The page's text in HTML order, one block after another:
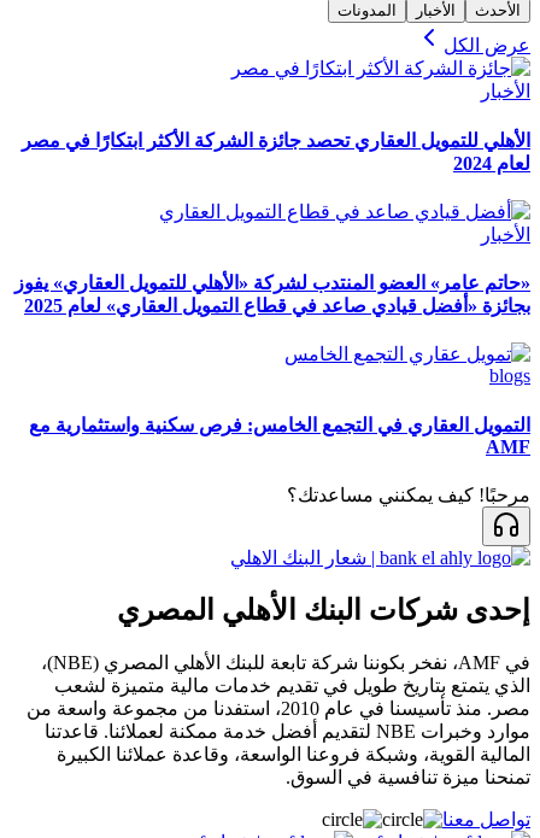
الأحدث الأخبار المدونات
عرض الكل
الأخبار
الأهلي للتمويل العقاري تحصد جائزة الشركة الأكثر ابتكارًا في مصر
لعام 2024
الأخبار
«حاتم عامر» العضو المنتدب لشركة «الأهلي للتمويل العقاري» يفوز
بجائزة «أفضل قيادي صاعد في قطاع التمويل العقاري» لعام 2025
blogs
التمويل العقاري في التجمع الخامس: فرص سكنية واستثمارية مع
AMF
مرحبًا! كيف يمكنني مساعدتك؟
إحدى شركات البنك الأهلي المصري
في AMF، نفخر بكوننا شركة تابعة للبنك الأهلي المصري (NBE)،
الذي يتمتع بتاريخ طويل في تقديم خدمات مالية متميزة لشعب
مصر. منذ تأسيسنا في عام 2010، استفدنا من مجموعة واسعة من
موارد وخبرات NBE لتقديم أفضل خدمة ممكنة لعملائنا. قاعدتنا
المالية القوية، وشبكة فروعنا الواسعة، وقاعدة عملائنا الكبيرة
تمنحنا ميزة تنافسية في السوق.
تواصل معنا